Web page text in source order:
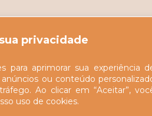
privacidade
para aprimorar sua experiência
ou conteúdo
Ao clicar em “Aceitar”,
uso de cookies.